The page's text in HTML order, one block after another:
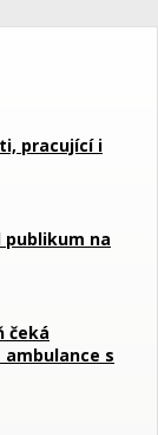
pracující i
na
čeká
s